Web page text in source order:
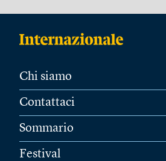
Chi siamo
Contattaci
Sommario
Festival